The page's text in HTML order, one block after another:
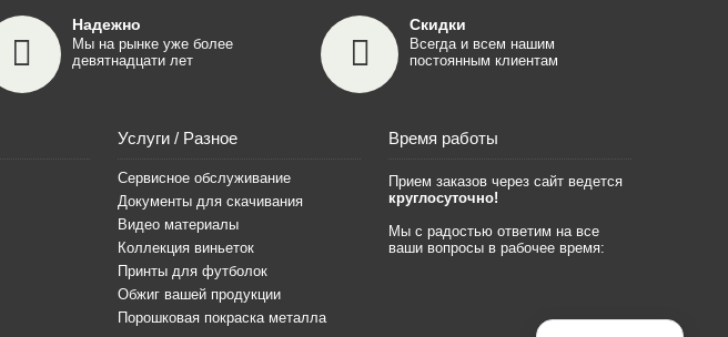
Надежно
Мы на рынке уже более
девятнадцати лет
Скидки
Всегда и всем нашим
постоянным клиентам
Услуги / Разное
Сервисное обслуживание
Документы для скачивания
Видео материалы
Коллекция виньеток
Принты для футболок
Обжиг вашей продукции
Порошковая покраска металла
Время работы
Прием заказов через сайт ведется
круглосуточно!
Мы с радостью ответим на все
ваши вопросы в рабочее время: